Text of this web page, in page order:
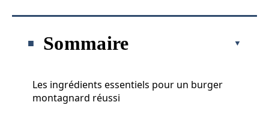
Sommaire
Les ingrédients essentiels pour un burger
montagnard réussi